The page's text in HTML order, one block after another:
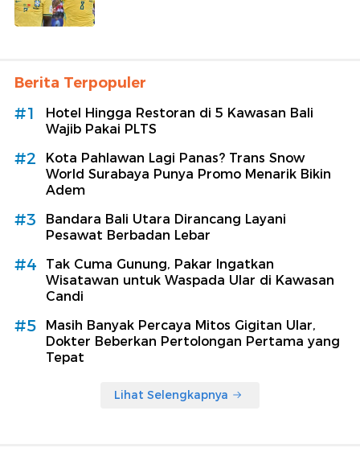
Berita Terpopuler
#1
Hotel Hingga Restoran di 5 Kawasan Bali
Wajib Pakai PLTS
#2
Kota Pahlawan Lagi Panas? Trans Snow
World Surabaya Punya Promo Menarik Bikin
Adem
#3
Bandara Bali Utara Dirancang Layani
Pesawat Berbadan Lebar
#4
Tak Cuma Gunung, Pakar Ingatkan
Wisatawan untuk Waspada Ular di Kawasan
Candi
#5
Masih Banyak Percaya Mitos Gigitan Ular,
Dokter Beberkan Pertolongan Pertama yang
Tepat
Lihat Selengkapnya